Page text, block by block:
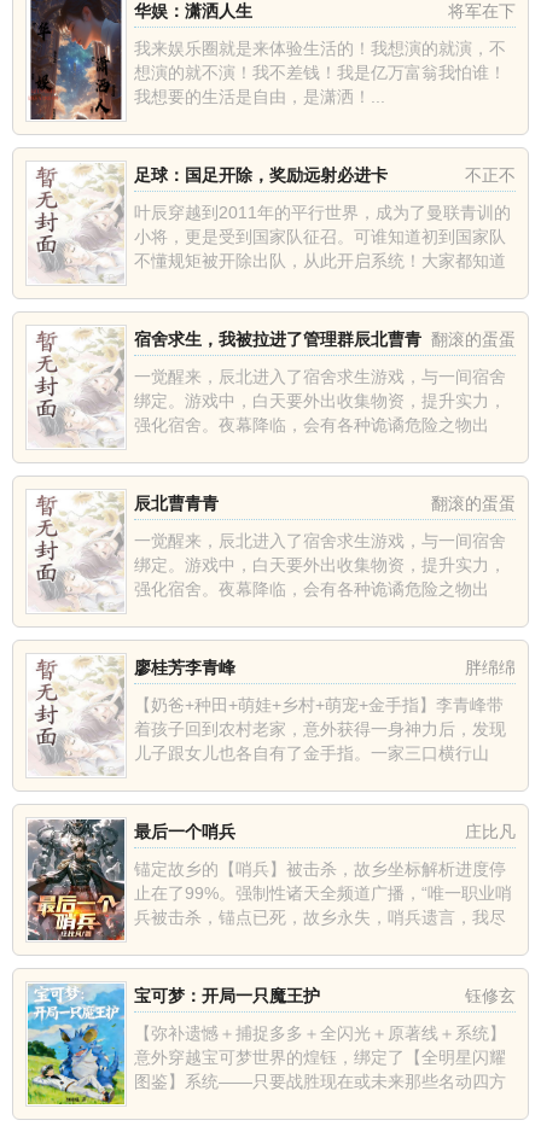
将军在下
华娱：潇洒人生
我来娱乐圈就是来体验生活的！我想演的就演，不
想演的就不演！我不差钱！我是亿万富翁我怕谁！
我想要的生活是自由，是潇洒！...
不正不
足球：国足开除，奖励远射必进卡
叶辰穿越到2011年的平行世界，成为了曼联青训的
小将，更是受到国家队征召。可谁知道初到国家队
不懂规矩被开除出队，从此开启系统！大家都知道
此沉沦，反而强势崛起...
翻滚的蛋蛋
宿舍求生，我被拉进了管理群辰北曹青
一觉醒来，辰北进入了宿舍求生游戏，与一间宿舍
绑定。游戏中，白天要外出收集物资，提升实力，
强化宿舍。夜幕降临，会有各种诡谲危险之物出
与他人不同的是，辰北进入了...
翻滚的蛋蛋
辰北曹青青
一觉醒来，辰北进入了宿舍求生游戏，与一间宿舍
绑定。游戏中，白天要外出收集物资，提升实力，
强化宿舍。夜幕降临，会有各种诡谲危险之物出
与他人不同的是，辰北进入了...
胖绵绵
廖桂芳李青峰
【奶爸+种田+萌娃+乡村+萌宠+金手指】李青峰带
着孩子回到农村老家，意外获得一身神力后，发现
儿子跟女儿也各自有了金手指。一家三口横行山
山里野鸡见了掉头跑，云...
庄比凡
最后一个哨兵
锚定故乡的【哨兵】被击杀，故乡坐标解析进度停
止在了99%。强制性诸天全频道广播，“唯一职业哨
兵被击杀，锚点已死，故乡永失，哨兵遗言，我尽
【丧家之犬】。“故土...
钰修玄
宝可梦：开局一只魔王护
【弥补遗憾＋捕捉多多＋全闪光＋原著线＋系统】
意外穿越宝可梦世界的煌钰，绑定了【全明星闪耀
图鉴】系统——只要战胜现在或未来那些名动四方